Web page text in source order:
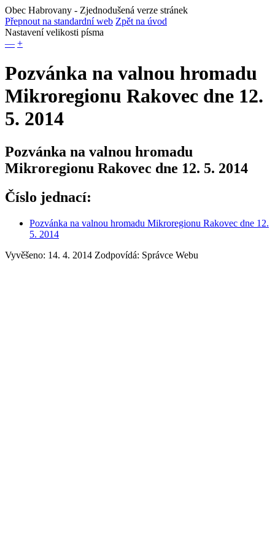
Obec Habrovany - Zjednodušená verze stránek
Přepnout na standardní web Zpět na úvod
Nastavení velikosti písma
— +
Pozvánka na valnou hromadu
Mikroregionu Rakovec dne 12.
5. 2014
Pozvánka na valnou hromadu
Mikroregionu Rakovec dne 12. 5. 2014
Číslo jednací:
Pozvánka na valnou hromadu Mikroregionu Rakovec dne 12.
5. 2014
Vyvěšeno: 14. 4. 2014 Zodpovídá: Správce Webu